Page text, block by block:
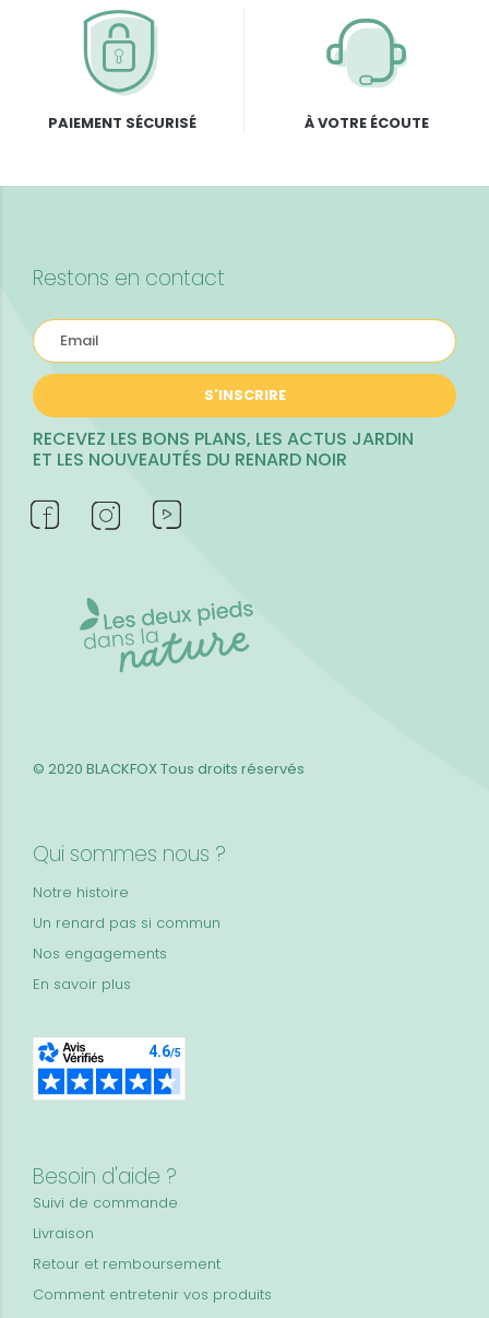
PAIEMENT SÉCURISÉ À VOTRE ÉCOUTE
Restons en contact
S'INSCRIRE
RECEVEZ LES BONS PLANS, LES ACTUS JARDIN
ET LES NOUVEAUTÉS DU RENARD NOIR
Qui sommes nous ?
Notre histoire
Un renard pas si commun
Nos engagements
En savoir plus
Besoin d'aide ?
Suivi de commande
Livraison
Retour et remboursement
Comment entretenir vos produits
© 2020 BLACKFOXTous droits réservés